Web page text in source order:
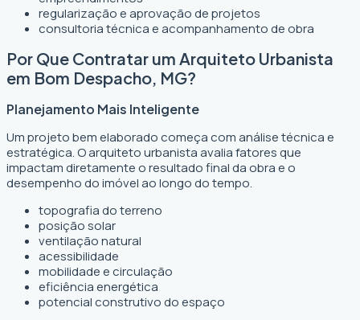
regularização e aprovação de projetos
consultoria técnica e acompanhamento de obra
Por Que Contratar um Arquiteto Urbanista
em Bom Despacho, MG?
Planejamento Mais Inteligente
Um projeto bem elaborado começa com análise técnica e
estratégica. O arquiteto urbanista avalia fatores que
impactam diretamente o resultado final da obra e o
desempenho do imóvel ao longo do tempo.
topografia do terreno
posição solar
ventilação natural
acessibilidade
mobilidade e circulação
eficiência energética
potencial construtivo do espaço